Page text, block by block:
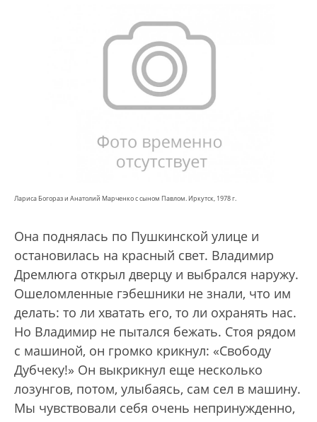
Лариса Богораз и Анатолий Марченко с сыном Павлом. Иркутск, 1978 г.
Она поднялась по Пушкинской улице и
остановилась на красный свет. Владимир
Дремлюга открыл дверцу и выбрался наружу.
Ошеломленные гэбешники не знали, что им
делать: то ли хватать его, то ли охранять нас.
Но Владимир не пытался бежать. Стоя рядом
с машиной, он громко крикнул: «Свободу
Дубчеку!» Он выкрикнул еще несколько
лозунгов, потом, улыбаясь, сам сел в машину.
Мы чувствовали себя очень непринужденно,